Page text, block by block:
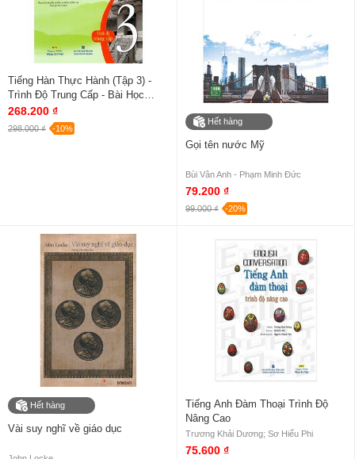
Tiếng Hàn Thực Hành (Tập 3) -
Trình Độ Trung Cấp - Bài Học
(Kèm Đĩa MP3)
268.200 ₫
298.000 ₫ -10%
Hết hàng
Gọi tên nước Mỹ
Bùi Vân Anh - Phạm Minh Đức
79.200 ₫
99.000 ₫ -20%
Hết hàng
Vài suy nghĩ về giáo dục
Tiếng Anh Đàm Thoại Trình Độ
Nâng Cao
Trương Khải Dương; Sơ Hiểu Phi
75.600 ₫